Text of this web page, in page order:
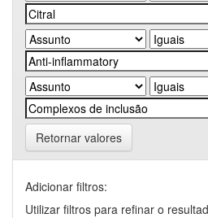
Retornar valores
Adicionar filtros:
Utilizar filtros para refinar o